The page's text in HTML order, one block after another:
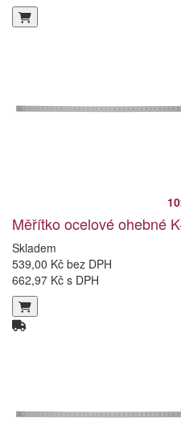
Měřítko ocelové ohebné
Skladem
539,00 Kč bez DPH
662,97 Kč s DPH